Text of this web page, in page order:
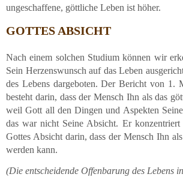
ungeschaffene, göttliche Leben ist höher.
GOTTES ABSICHT
Nach einem solchen Studium können wir
Sein Herzenswunsch auf das Leben
des Lebens dargeboten. Der Bericht von 1.
besteht darin, dass der Mensch Ihn als das
weil Gott all den Dingen und Aspekten
das war nicht Seine Absicht. Er
Gottes Absicht darin, dass der Mensch Ihn
werden kann.
(Die entscheidende Offenbarung des Lebens